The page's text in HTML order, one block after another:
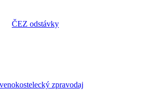
ČEZ odstávky
zpravodaj